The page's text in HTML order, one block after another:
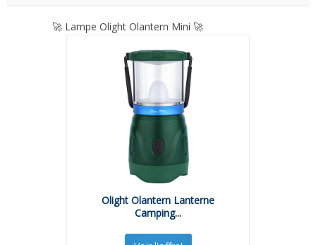
🚀 Lampe Olight Olantern Mini 🚀
Olight Olantern Lanterne
Camping...